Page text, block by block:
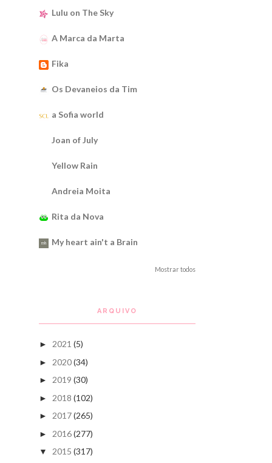
Lulu on The Sky
A Marca da Marta
Fika
Os Devaneios da Tim
a Sofia world
Joan of July
Yellow Rain
Andreia Moita
Rita da Nova
My heart ain't a Brain
Mostrar todos
ARQUIVO
► 2021 (5)
► 2020(34)
► 2019 (30)
► 2018 (102)
► 2017(265)
► 2016(277)
▼ 2015 (317)